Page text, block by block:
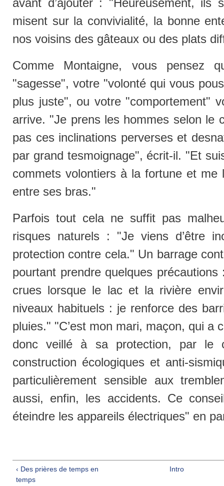
avant d’ajouter : "Heureusement, ils
misent sur la convivialité, la bonne
nos voisins des gâteaux ou des plats
Comme Montaigne, vous pensez
"sagesse", votre "volonté qui vous
plus juste", ou votre "comportement"
arrive. "Je prens les hommes selon le
pas ces inclinations perverses et
par grand tesmoignage", écrit-il. "Et
commets volontiers à la fortune et me
entre ses bras."
Parfois tout cela ne suffit pas
risques naturels : "Je viens d’être
protection contre cela." Un barrage
pourtant prendre quelques
crues lorsque le lac et la rivière
niveaux habituels : je renforce des
pluies." "C’est mon mari, maçon, qui a
donc veillé à sa protection, par le
construction écologiques et anti-
particulièrement sensible aux
aussi, enfin, les accidents. Ce
éteindre les appareils électriques" en
‹ Des prières de temps en
temps
Intro